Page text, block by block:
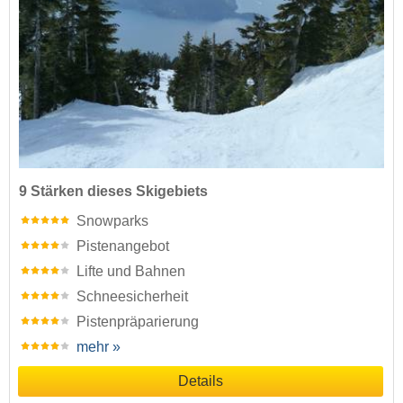
9 Stärken dieses Skigebiets
Snowparks
Pistenangebot
Lifte und Bahnen
Schneesicherheit
Pistenpräparierung
mehr »
Details